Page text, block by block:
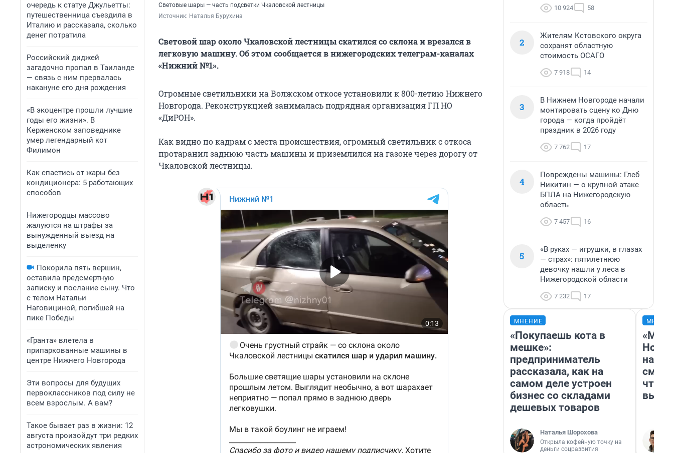
очередь к статуе Джульетты:
путешественница съездила в
Италию и рассказала, сколько
денег потратила
Российский диджей
загадочно пропал в Таиланде
— связь с ним прервалась
накануне его дня рождения
«В экоцентре прошли лучшие
годы его жизни». В
Керженском заповеднике
умер легендарный кот
Филимон
Как спастись от жары без
кондиционера: 5 работающих
способов
Нижегородцы массово
жалуются на штрафы за
вынужденный выезд на
выделенку
Покорила пять вершин,
оставила предсмертную
записку и послание сыну. Что
с телом Натальи
Наговициной, погибшей на
пике Победы
«Гранта» влетела в
припаркованные машины в
центре Нижнего Новгорода
Эти вопросы для будущих
первоклассников под силу не
всем взрослым. А вам?
Такое бывает раз в жизни: 12
августа произойдут три редких
астрономических явления
Световые шары — часть подсветки Чкаловской лестницы
Источник: Наталья Бурухина
Световой шар около Чкаловской лестницы скатился со склона и врезался в
легковую машину. Об этом сообщается в нижегородских телеграм-каналах
«Нижний №1».
Огромные светильники на Волжском откосе установили к 800-летию Нижнего
Новгорода. Реконструкцией занималась подрядная организация ГП НО
«ДиРОН».
Как видно по кадрам с места происшествия, огромный светильник с откоса
протаранил заднюю часть машины и приземлился на газоне через дорогу от
Чкаловской лестницы.
10 924 58
2
Жителям Кстовского округа
сохранят областную
стоимость ОСАГО
7 918 14
3
В Нижнем Новгороде начали
монтировать сцену ко Дню
города — когда пройдёт
праздник в 2026 году
7 762 17
4
Повреждены машины: Глеб
Никитин — о крупной атаке
БПЛА на Нижегородскую
область
7 457 16
5
«В руках — игрушки, в глазах
— страх»: пятилетнюю
девочку нашли у леса в
Нижегородской области
7 232 17
МНЕНИЕ
«Покупаешь кота в
мешке»:
предприниматель
рассказала, как на
самом деле устроен
бизнес со складами
дешевых товаров
Наталья Шорохова
Открыла кофейную точку на
деньги соцразвития
«Мы